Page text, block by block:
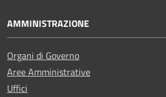
AMMINISTRAZIONE
Organi di Governo
Aree Amministrative
Uffici